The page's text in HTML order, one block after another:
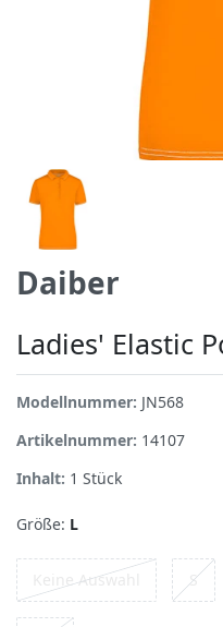
Daiber
Ladies' Elastic
Modellnummer: JN568
Artikelnummer: 14107
Inhalt: 1 Stück
Größe: L
Keine Auswahl S